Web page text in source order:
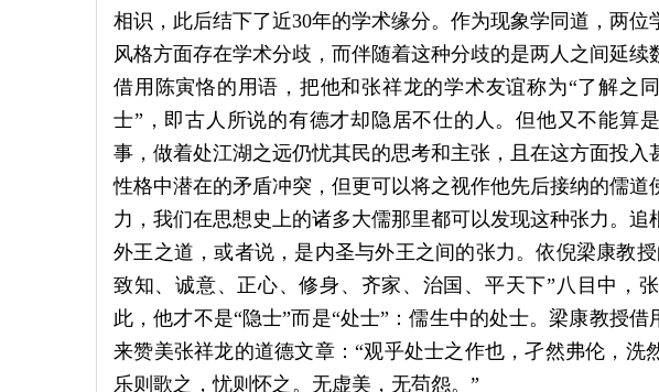
相识，此后结下了近30年的学术缘分。作为现象学同道，两
风格方面存在学术分歧，而伴随着这种分歧的是两人之间延
借用陈寅恪的用语，把他和张祥龙的学术友谊称为“了解之
士”，即古人所说的有德才却隐居不仕的人。但他又不能算
事，做着处江湖之远仍忧其民的思考和主张，且在这方面投入
性格中潜在的矛盾冲突，但更可以将之视作他先后接纳的儒道
力，我们在思想史上的诸多大儒那里都可以发现这种张力。追
外王之道，或者说，是内圣与外王之间的张力。依倪梁康教授
致知、诚意、正心、修身、齐家、治国、平天下”八目中，
此，他才不是“隐士”而是“处士”：儒生中的处士。梁康教授
来赞美张祥龙的道德文章：“观乎处士之作也，孑然弗伦，洗
乐则歌之，忧则怀之。无虚美，无苟怨。”